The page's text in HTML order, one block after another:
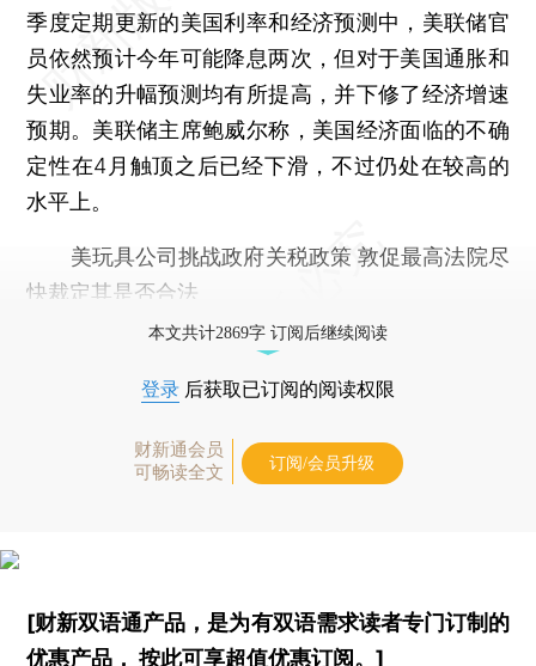
季度定期更新的美国利率和经济预测中，美联储官
员依然预计今年可能降息两次，但对于美国通胀和
失业率的升幅预测均有所提高，并下修了经济增速
预期。美联储主席鲍威尔称，美国经济面临的不确
定性在4月触顶之后已经下滑，不过仍处在较高的
水平上。
美玩具公司挑战政府关税政策 敦促最高法院尽
快裁定其是否合法
本文共计2869字 订阅后继续阅读
登录 后获取已订阅的阅读权限
财新通会员
可畅读全文
订阅/会员升级
[财新双语通产品，是为有双语需求读者专门订制的
优惠产品，按此可享超值优惠订阅 。]